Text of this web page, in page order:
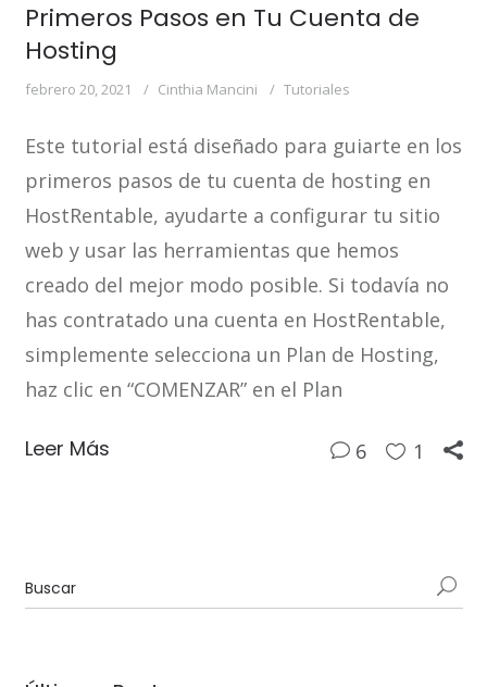
Primeros Pasos en Tu Cuenta de
Hosting
febrero 20, 2021 Cinthia Mancini Tutoriales
Este tutorial está diseñado para guiarte en los
primeros pasos de tu cuenta de hosting en
HostRentable, ayudarte a configurar tu sitio
web y usar las herramientas que hemos
creado del mejor modo posible. Si todavía no
has contratado una cuenta en HostRentable,
simplemente selecciona un Plan de Hosting,
haz clic en “COMENZAR” en el Plan
Leer Más 6 1